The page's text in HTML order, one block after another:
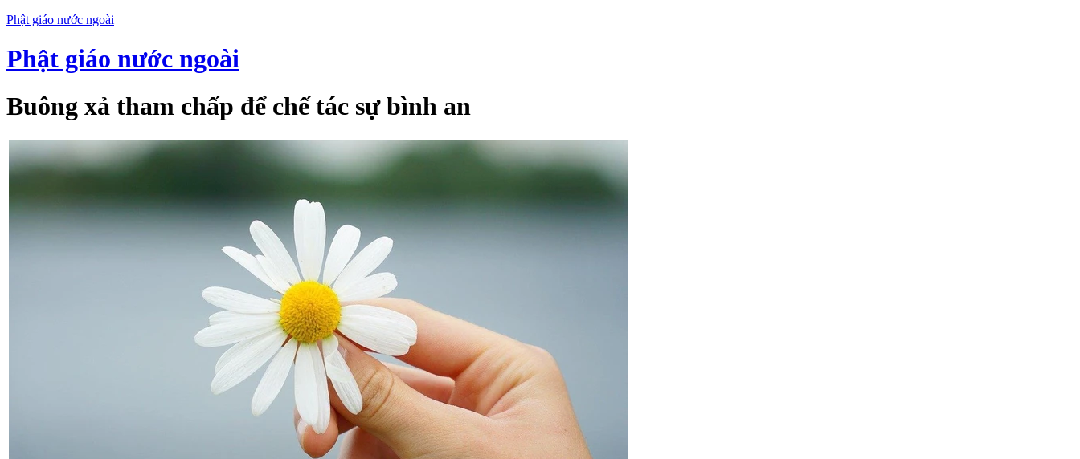
Phật giáo nước ngoài
Phật giáo nước ngoài
Buông xả tham chấp để chế tác sự bình an